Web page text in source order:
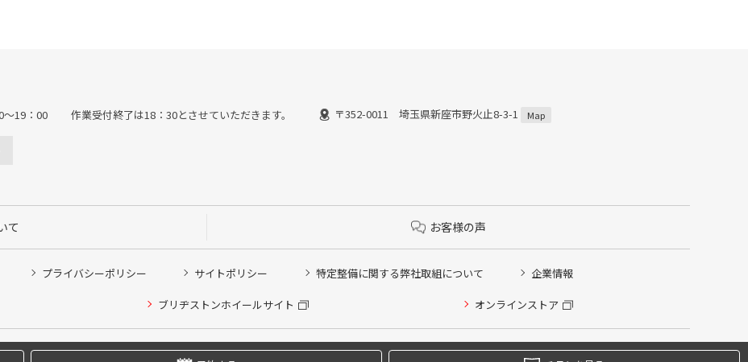
19：00 作業受付終了は18：30とさせていただきます。 〒352-0011 埼玉県新座市野火止8-3-1 Map
て お客様の声
プライバシーポリシー サイトポリシー 特定整備に関する弊社取組について 企業情報
ブリヂストンホイールサイト オンラインストア
Copyright © 2024 Bridgestone Retail Co.,Ltd. All rights Reserved.
他ピット作業の予約
を希望のクローク契約会員の方はこちらを選択ください
の方はご利用いただけません